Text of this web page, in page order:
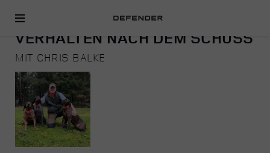
JAGEN
VERHALTEN NACH DEM SCHUSS
MIT CHRIS BALKE